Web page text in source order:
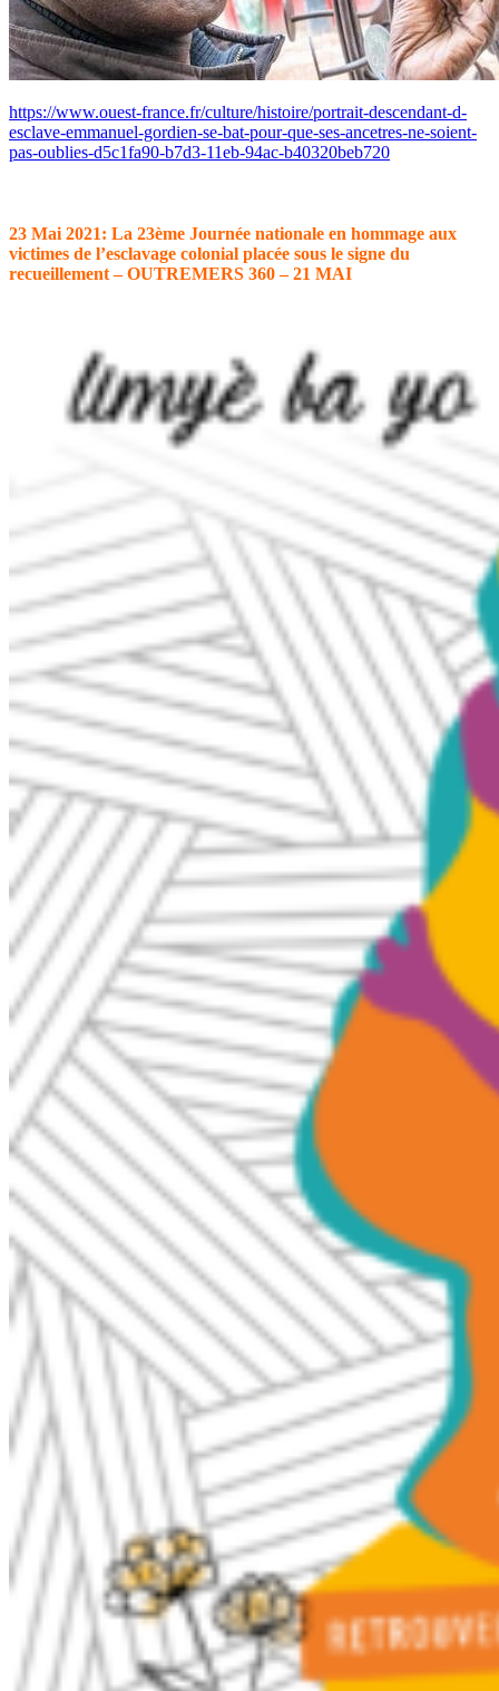
https://www.ouest-france.fr/culture/histoire/portrait-descendant-d-
esclave-emmanuel-gordien-se-bat-pour-que-ses-ancetres-ne-soient-
pas-oublies-d5c1fa90-b7d3-11eb-94ac-b40320beb720
23 Mai 2021: La 23ème Journée nationale en hommage aux
victimes de l’esclavage colonial placée sous le signe du
recueillement – OUTREMERS 360 – 21 MAI